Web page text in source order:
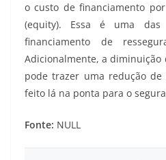
o custo de financiamento
(equity). Essa é uma das
financiamento de
Adicionalmente, a diminuição
pode trazer uma redução
feito lá na ponta para o
Fonte: NULL